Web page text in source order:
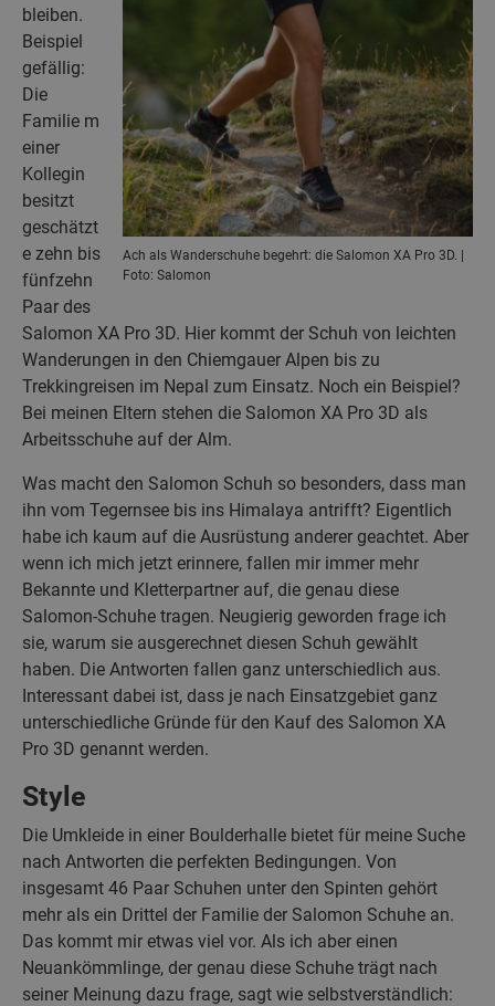
Ach als Wanderschuhe begehrt: die Salomon XA Pro 3D. |
Foto: Salomon
bleiben.
Beispiel
gefällig:
Die
Familie m
einer
Kollegin
besitzt
geschätzt
e zehn bis
fünfzehn
Paar des
Salomon XA Pro 3D. Hier kommt der Schuh von leichten
Wanderungen in den Chiemgauer Alpen bis zu
Trekkingreisen im Nepal zum Einsatz. Noch ein Beispiel?
Bei meinen Eltern stehen die Salomon XA Pro 3D als
Arbeitsschuhe auf der Alm.
Was macht den Salomon Schuh so besonders, dass man
ihn vom Tegernsee bis ins Himalaya antrifft? Eigentlich
habe ich kaum auf die Ausrüstung anderer geachtet. Aber
wenn ich mich jetzt erinnere, fallen mir immer mehr
Bekannte und Kletterpartner auf, die genau diese
Salomon-Schuhe tragen. Neugierig geworden frage ich
sie, warum sie ausgerechnet diesen Schuh gewählt
haben. Die Antworten fallen ganz unterschiedlich aus.
Interessant dabei ist, dass je nach Einsatzgebiet ganz
unterschiedliche Gründe für den Kauf des Salomon XA
Pro 3D genannt werden.
Style
Die Umkleide in einer Boulderhalle bietet für meine Suche
nach Antworten die perfekten Bedingungen. Von
insgesamt 46 Paar Schuhen unter den Spinten gehört
mehr als ein Drittel der Familie der Salomon Schuhe an.
Das kommt mir etwas viel vor. Als ich aber einen
Neuankömmlinge, der genau diese Schuhe trägt nach
seiner Meinung dazu frage, sagt wie selbstverständlich: